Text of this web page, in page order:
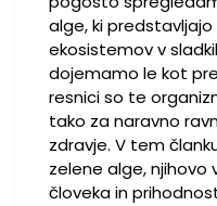
alge, ki
ekosistemov v
dojemamo le kot
resnici so te
tako za naravno
zdravje. V tem
zelene alge, njihovo
človeka in